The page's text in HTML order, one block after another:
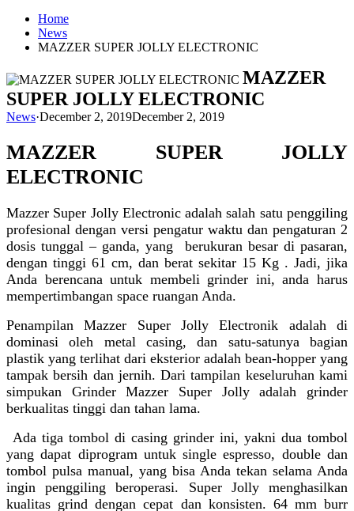
Home
News
MAZZER SUPER JOLLY ELECTRONIC
MAZZER
SUPER JOLLY ELECTRONIC
News·December 2, 2019December 2, 2019
MAZZER SUPER JOLLY
ELECTRONIC
Mazzer Super Jolly Electronic adalah salah satu penggiling
profesional dengan versi pengatur waktu dan pengaturan 2
dosis tunggal – ganda, yang berukuran besar di pasaran,
dengan tinggi 61 cm, dan berat sekitar 15 Kg . Jadi, jika
Anda berencana untuk membeli grinder ini, anda harus
mempertimbangan space ruangan Anda.
Penampilan Mazzer Super Jolly Electronik adalah di
dominasi oleh metal casing, dan satu-satunya bagian
plastik yang terlihat dari eksterior adalah bean-hopper yang
tampak bersih dan jernih. Dari tampilan keseluruhan kami
simpukan Grinder Mazzer Super Jolly adalah grinder
berkualitas tinggi dan tahan lama.
Ada tiga tombol di casing grinder ini, yakni dua tombol
yang dapat diprogram untuk single espresso, double dan
tombol pulsa manual, yang bisa Anda tekan selama Anda
ingin penggiling beroperasi. Super Jolly menghasilkan
kualitas grind dengan cepat dan konsisten. 64 mm burr